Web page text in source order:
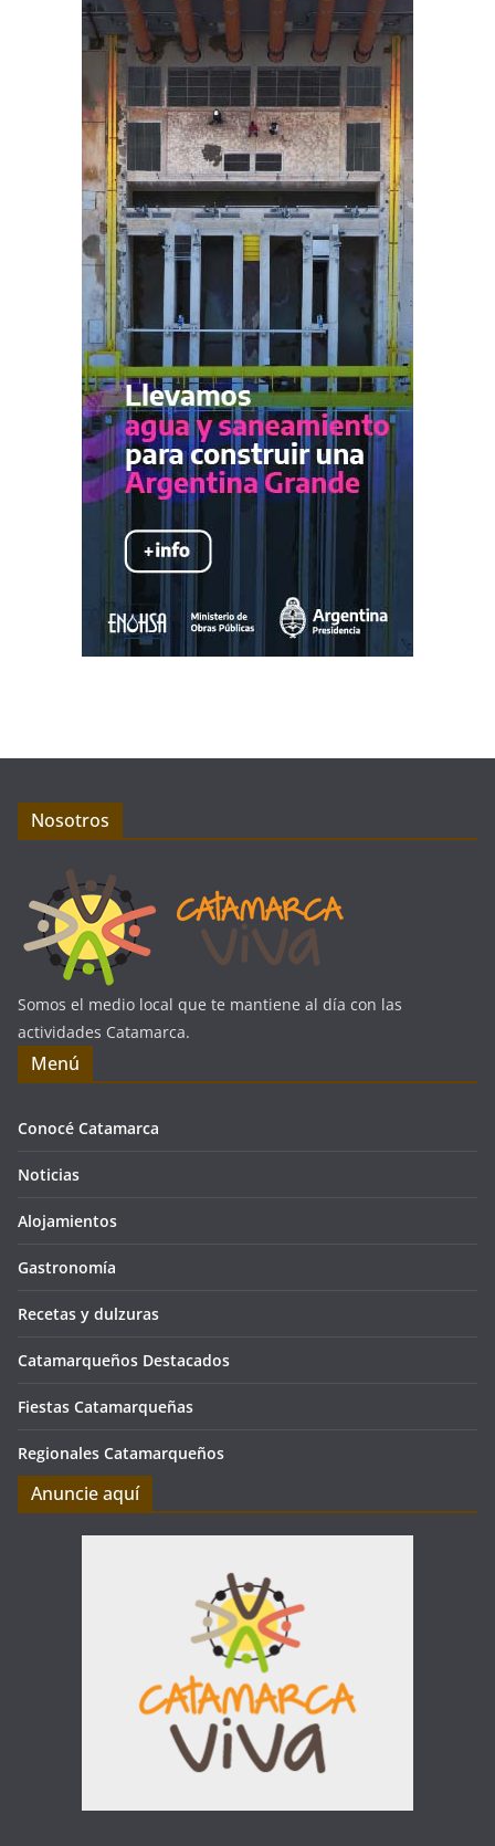
Nosotros
Somos el medio local que te mantiene al día con las
actividades Catamarca.
Menú
Conocé Catamarca
Noticias
Alojamientos
Gastronomía
Recetas y dulzuras
Catamarqueños Destacados
Fiestas Catamarqueñas
Regionales Catamarqueños
Anuncie aquí